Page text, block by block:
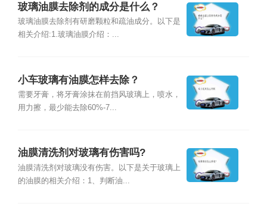
玻璃油膜去除剂的成分是什么？
玻璃油膜去除剂有研磨颗粒和疏油成分。以下是
相关介绍:1.玻璃油膜介绍：...
小车玻璃有油膜怎样去除？
需要牙膏，将牙膏涂抹在前挡风玻璃上，喷水，
用力擦，最少能去除60%-7...
油膜清洗剂对玻璃有伤害吗?
油膜清洗剂对玻璃没有伤害。以下是关于玻璃上
的油膜的相关介绍：1、判断油...